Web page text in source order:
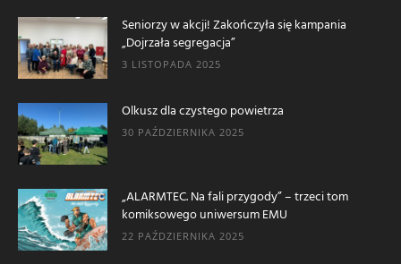
Seniorzy w akcji! Zakończyła się kampania
„Dojrzała segregacja”
3 LISTOPADA 2025
Olkusz dla czystego powietrza
30 PAŹDZIERNIKA 2025
„ALARMTEC. Na fali przygody” – trzeci tom
komiksowego uniwersum EMU
22 PAŹDZIERNIKA 2025